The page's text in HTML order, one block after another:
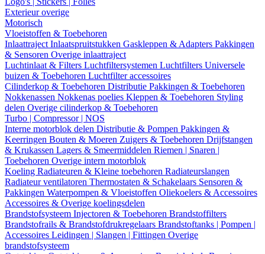
Exterieur overige
Motorisch
Vloeistoffen & Toebehoren
Inlaattraject Inlaatspruitstukken Gaskleppen & Adapters Pakkingen
& Sensoren Overige inlaattraject
Luchtinlaat & Filters Luchtfiltersystemen Luchtfilters Universele
buizen & Toebehoren Luchtfilter accessoires
Cilinderkop & Toebehoren Distributie Pakkingen & Toebehoren
Nokkenassen Nokkenas poelies Kleppen & Toebehoren Styling
delen Overige cilinderkop & Toebehoren
Turbo | Compressor | NOS
Interne motorblok delen Distributie & Pompen Pakkingen &
Keerringen Bouten & Moeren Zuigers & Toebehoren Drijfstangen
& Krukassen Lagers & Smeermiddelen Riemen | Snaren |
Toebehoren Overige intern motorblok
Koeling Radiateuren & Kleine toebehoren Radiateurslangen
Radiateur ventilatoren Thermostaten & Schakelaars Sensoren &
Pakkingen Waterpompen & Vloeistoffen Oliekoelers & Accessoires
Accessoires & Overige koelingsdelen
Brandstofsysteem Injectoren & Toebehoren Brandstoffilters
Brandstofrails & Brandstofdrukregelaars Brandstoftanks | Pompen |
Accessoires Leidingen | Slangen | Fittingen Overige
brandstofsysteem